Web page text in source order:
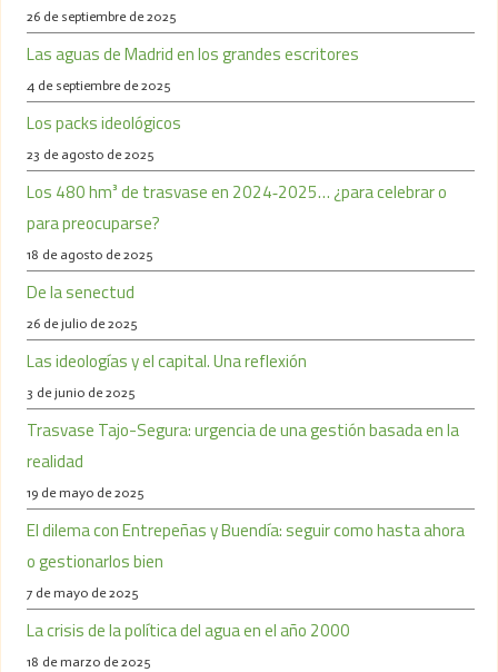
26 de septiembre de 2025
Las aguas de Madrid en los grandes escritores
4 de septiembre de 2025
Los packs ideológicos
23 de agosto de 2025
Los 480 hm³ de trasvase en 2024‑2025… ¿para celebrar o
para preocuparse?
18 de agosto de 2025
De la senectud
26 de julio de 2025
Las ideologías y el capital. Una reflexión
3 de junio de 2025
Trasvase Tajo-Segura: urgencia de una gestión basada en la
realidad
19 de mayo de 2025
El dilema con Entrepeñas y Buendía: seguir como hasta ahora
o gestionarlos bien
7 de mayo de 2025
La crisis de la política del agua en el año 2000
18 de marzo de 2025